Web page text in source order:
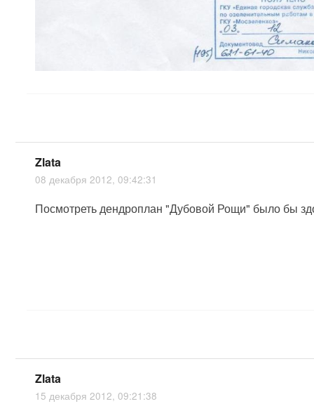
Zlata
08 декабря 2012, 09:42:31
Посмотреть дендроплан "Дубовой Рощи" было бы
Zlata
15 декабря 2012, 09:21:38